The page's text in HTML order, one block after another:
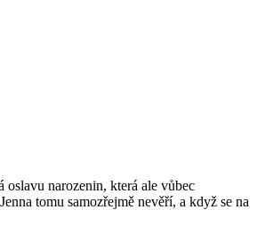
narozenin, která ale vůbec
tomu samozřejmě nevěří, a když se na